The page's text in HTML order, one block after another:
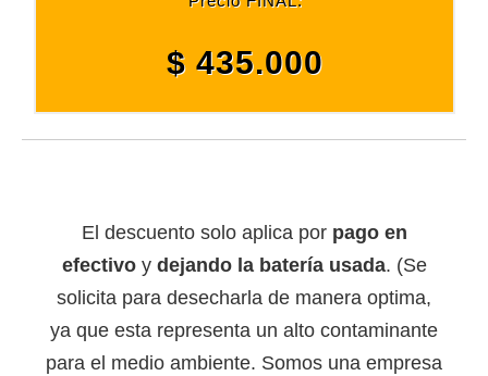
$ 435.000
El descuento solo aplica por pago en
efectivoy dejando la batería usada. (Se
solicita para desecharla de manera optima,
ya que esta representa un alto contaminante
para el medio ambiente. Somos una empresa